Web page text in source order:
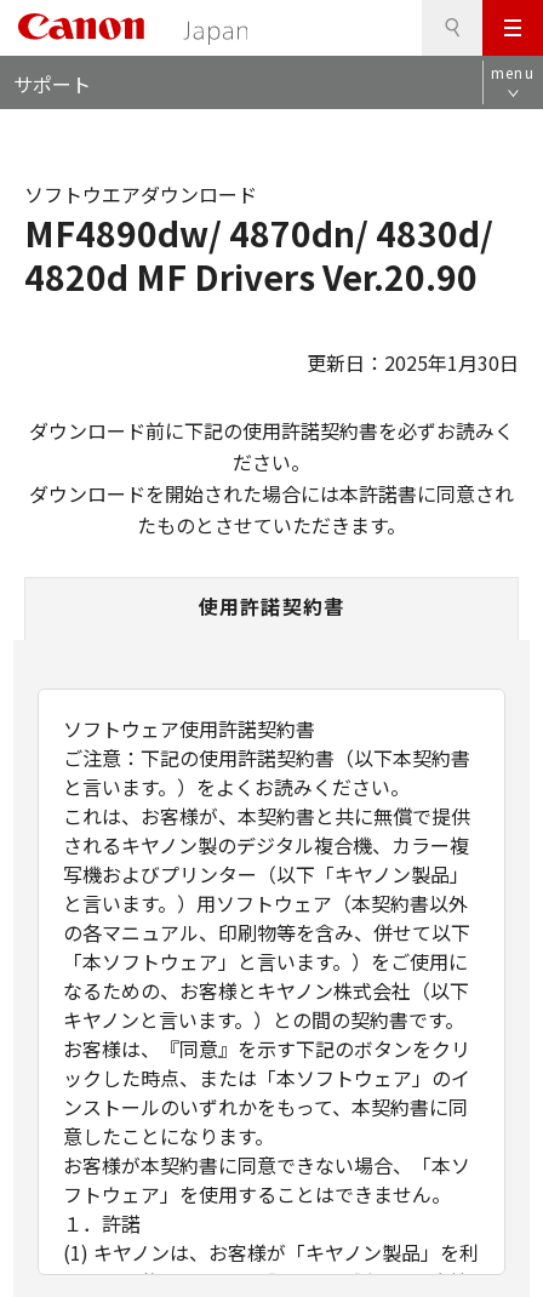
メ
ニ
ュ
サポート menu
MF4890dw/ 4870dn/ 4830d/
4820d MF Drivers Ver.20.90
ソフトウエアダウンロード
更新日：2025年1月30日
ダウンロード前に下記の使用許諾契約書を必ずお読みく
ださい。
ダウンロードを開始された場合には本許諾書に同意され
たものとさせていただきます。
使用許諾契約書
ソフトウェア使用許諾契約書
ご注意：下記の使用許諾契約書（以下本契約書
と言います。）をよくお読みください。
これは、お客様が、本契約書と共に無償で提供
されるキヤノン製のデジタル複合機、カラー複
写機およびプリンター（以下「キヤノン製品」
と言います。）用ソフトウェア（本契約書以外
の各マニュアル、印刷物等を含み、併せて以下
「本ソフトウェア」と言います。）をご使用に
なるための、お客様とキヤノン株式会社（以下
キヤノンと言います。）との間の契約書です。
お客様は、『同意』を示す下記のボタンをクリ
ックした時点、または「本ソフトウェア」のイ
ンストールのいずれかをもって、本契約書に同
意したことになります。
お客様が本契約書に同意できない場合、「本ソ
フトウェア」を使用することはできません。
１．許諾
(1) キヤノンは、お客様が「キヤノン製品」を利
用する目的のために、「キヤノン製品」に直接